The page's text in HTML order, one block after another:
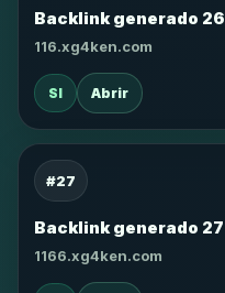
Backlink generado 26
116.xg4ken.com
SI Abrir
#27
Backlink generado 27
1166.xg4ken.com